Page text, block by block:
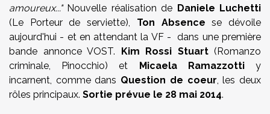
amoureux..."Nouvelle réalisation de Daniele Luchetti
(Le Porteur de serviette), Ton Absence se dévoile
aujourd'hui - et en attendant la VF - dans une première
bande annonce VOST. Kim Rossi Stuart(Romanzo
criminale, Pinocchio) et Micaela Ramazzottiy
incarnent, comme dans Question de coeur, les deux
rôles principaux. Sortie prévue le 28 mai 2014.